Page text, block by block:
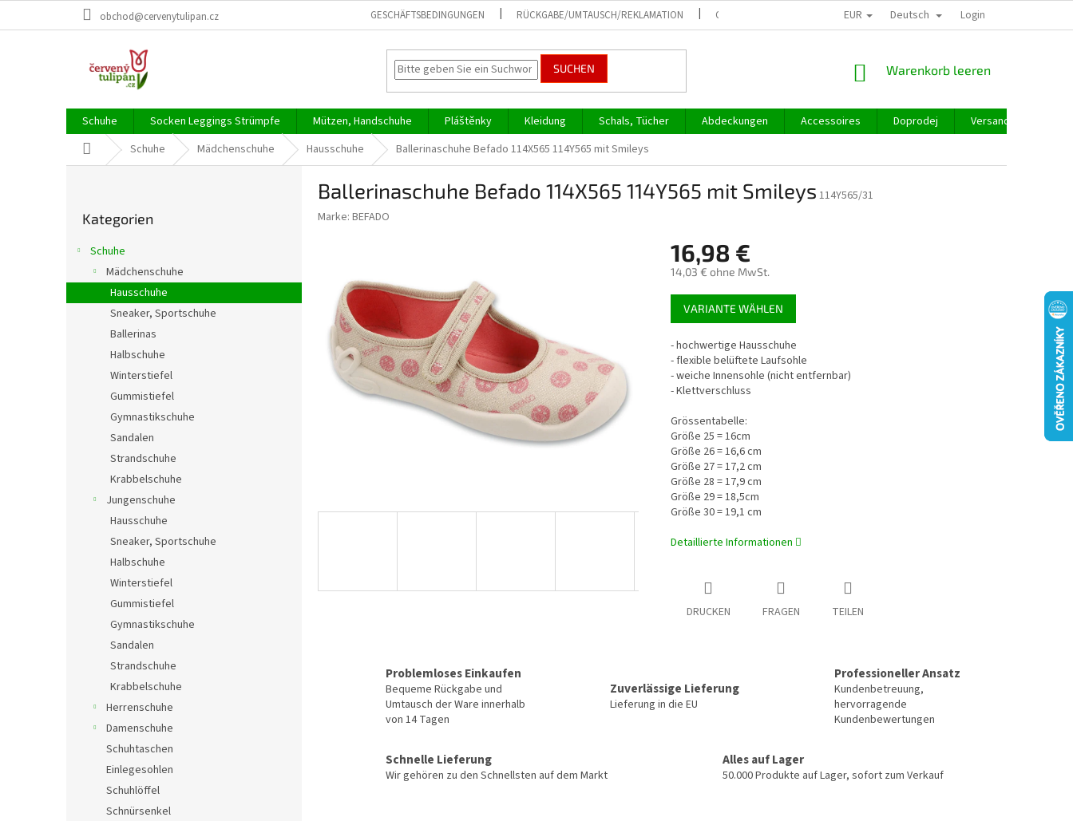
obchod@cervenytulipan.cz GESCHÄFTSBEDINGUNGEN RÜCKGABE/UMTAUSCH/REKLAMATION GROSSHANDEL EUR Deutsch Login
SUCHEN WARENKORB
Warenkorb leeren
Schuhe Socken Leggings Strümpfe Mützen, Handschuhe Pláštěnky Kleidung Schals, Tücher Abdeckungen Accessoires Doprodej
Versand und Zahlung
StartseiteSchuhe Mädchenschuhe Hausschuhe Ballerinaschuhe Befado 114X565 114Y565 mit Smileys
l
überspringen
Kategorien
Schuhe
Mädchenschuhe
Hausschuhe
Sneaker, Sportschuhe
Ballerinas
Halbschuhe
Winterstiefel
Gummistiefel
Gymnastikschuhe
Sandalen
Strandschuhe
Krabbelschuhe
Jungenschuhe
Hausschuhe
Sneaker, Sportschuhe
Halbschuhe
Winterstiefel
Gummistiefel
Gymnastikschuhe
Sandalen
Strandschuhe
Krabbelschuhe
Herrenschuhe
Damenschuhe
Schuhtaschen
Einlegesohlen
Schuhlöffel
Schnürsenkel
Ballerinaschuhe Befado 114X565 114Y565 mit Smileys 114Y565/31
Marke: BEFADO
16,98 €
14,03 € ohne MwSt.
Verkaufspreis:
VARIANTE WÄHLEN
-hochwertige Hausschuhe
- flexible belüftete Laufsohle
- weiche Innensohle (nicht entfernbar)
- Klettverschluss
Grössentabelle:
Größe 25 = 16cm
Größe 26 = 16,6 cm
Größe 27 = 17,2 cm
Größe 28 = 17,9 cm
Größe 29 = 18,5cm
Größe 30 = 19,1 cm
Detaillierte Informationen
DRUCKEN FRAGEN TEILEN
Problemloses Einkaufen
Bequeme Rückgabe und
Umtausch der Ware innerhalb
von 14 Tagen
Zuverlässige Lieferung
Lieferung in die EU
Professioneller Ansatz
Kundenbetreuung,
hervorragende
Kundenbewertungen
Schnelle Lieferung
Wir gehören zu den Schnellsten auf dem Markt
Alles auf Lager
50.000 Produkte auf Lager, sofort zum Verkauf